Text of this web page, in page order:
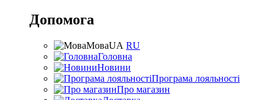
Допомога
МоваUA RU
Головна
Новини
Програма лояльності
Про магазин